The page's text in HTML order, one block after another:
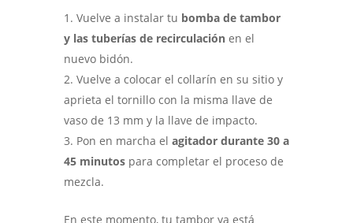
Vuelve a instalar tu bomba de tambor
y las tuberías de recirculaciónen el
nuevo bidón.
Vuelve a colocar el collarín en su sitio y
aprieta el tornillo con la misma llave de
vaso de 13 mm y la llave de impacto.
Pon en marcha el agitador durante 30 a
45 minutospara completar el proceso de
mezcla.
En este momento, tu tambor ya está